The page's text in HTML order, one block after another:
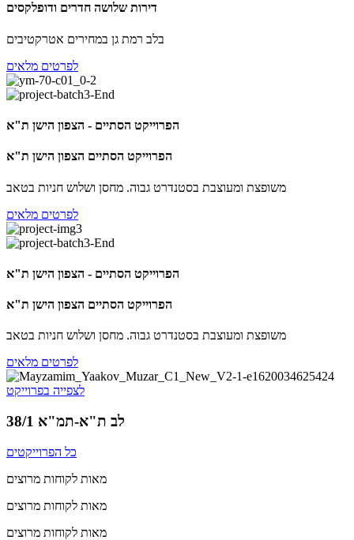
דירות שלושה חדרים ודופלקסים
בלב רמת גן במחירים אטרקטיבים
לפרטים מלאים
הפרוייקט הסתיים - הצפון הישן ת"א
הפרוייקט הסתיים הצפון הישן ת"א
משופצת ומעוצבת בסטנדרט גבוה. מחסן ושלוש חניות בטאב
לפרטים מלאים
הפרוייקט הסתיים - הצפון הישן ת"א
הפרוייקט הסתיים הצפון הישן ת"א
משופצת ומעוצבת בסטנדרט גבוה. מחסן ושלוש חניות בטאב
לפרטים מלאים
לצפייה בפרוייקט
לב ת"א-תמ"א 38/1
כל הפרוייקטים
מאות לקוחות מרוצים
מאות לקוחות מרוצים
מאות לקוחות מרוצים